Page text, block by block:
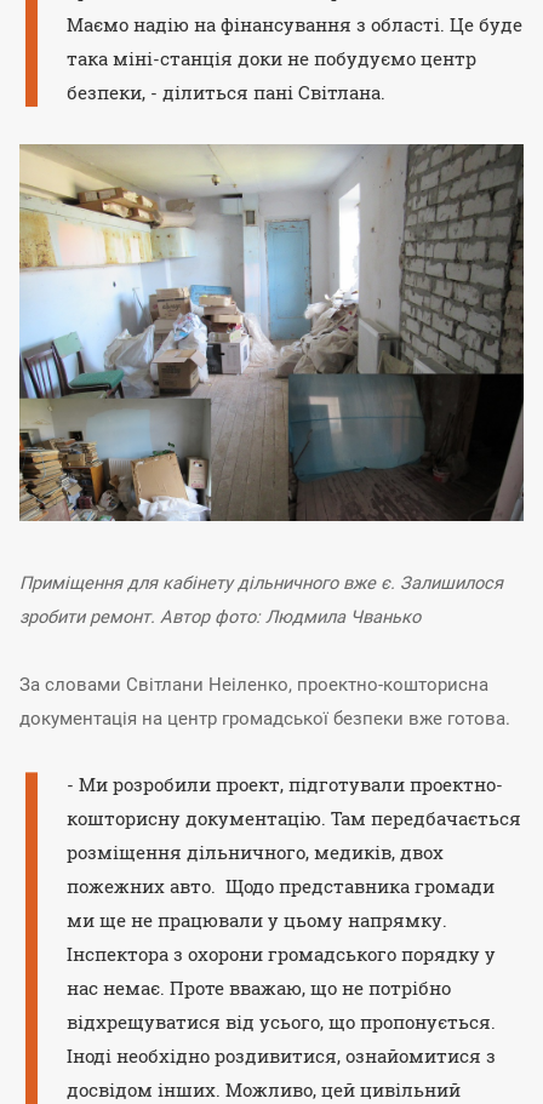
Маємо надію на фінансування з області. Це буде
така міні-станція доки не побудуємо центр
безпеки, - ділиться пані Світлана.
Приміщення для кабінету дільничного вже є. Залишилося
зробити ремонт. Автор фото: Людмила Чванько
За словами Світлани Неіленко, проектно-кошторисна
документація на центр громадської безпеки вже готова.
- Ми розробили проект, підготували проектно-
кошторисну документацію. Там передбачається
розміщення дільничного, медиків, двох
пожежних авто. Щодо представника громади
ми ще не працювали у цьому напрямку.
Інспектора з охорони громадського порядку у
нас немає. Проте вважаю, що не потрібно
відхрещуватися від усього, що пропонується.
Іноді необхідно роздивитися, ознайомитися з
досвідом інших. Можливо, цей цивільний